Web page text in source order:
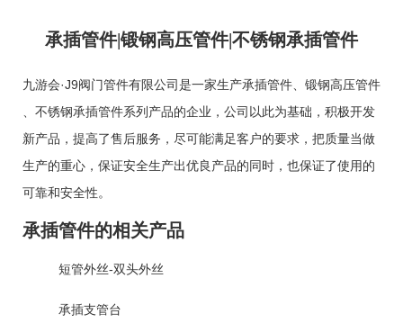
承插管件|锻钢高压管件|不锈钢承插管件
九游会·J9阀门管件有限公司是一家生产承插管件
锻钢高压管件
不锈钢承插管件系列产品的企业，公司以此为基础，积极开发
新产品，提高了售后服务，尽可能满足客户的要求，把质量当做
生产的重心，保证安全生产出优良产品的同时，也保证了使用的
可靠和安全性。
承插管件的相关产品
短管外丝-双头外丝
承插支管台